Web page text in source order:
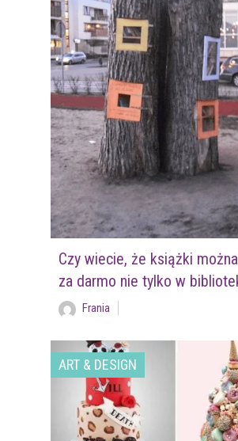
Czy wiecie, że książki
za darmo nie tylko w
Frania
ART & DESIGN